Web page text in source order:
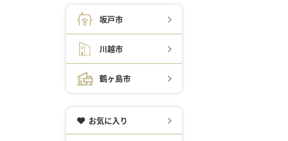
坂戸市
川越市
鶴ヶ島市
お気に入り